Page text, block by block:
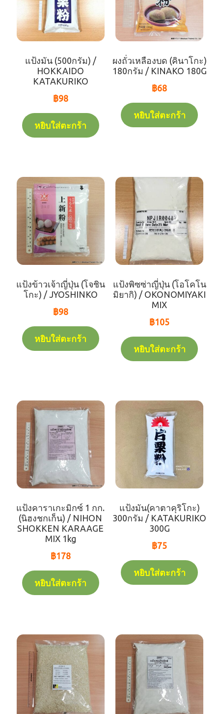
☆สินค้าใหม่
☆สินค้าแนะนำ
☆สินค้าขายโดยน้ำหนัก
☆สินค้าทั้งหมด
☆เรียงตาม【สินค้าแช่แข็ง】
☆สินต้าสามารถส่งโดยการจัดส่งสินค้าแห้ง（สำหรับ
ลูกค้าที่อยู่ไกลจากร้านมากกว่า 10 กม)
★การคิดต่อ
★เว็บไซต์ทางการ
รายการสินค้าหมด(-人-)
coming soon
แป้งมัน (500กรัม) /
HOKKAIDO
KATAKURIKO
฿98
หยิบใส่ตะกร้า
ผงถั่วเหลืองบด (คินาโกะ)
180กรัม / KINAKO 180G
฿68
หยิบใส่ตะกร้า
แป้งข้าวเจ้าญี่ปุ่น (โจชิน
โกะ) / JYOSHINKO
฿98
หยิบใส่ตะกร้า
แป้งพิซซ่าญี่ปุ่น (โอโคโน
มิยากิ) / OKONOMIYAKI
MIX
฿105
หยิบใส่ตะกร้า
แป้งคาราเกะมิกซ์ 1 กก.
(นิฮงชกเก็น) / NIHON
SHOKKEN KARAAGE
MIX 1kg
฿178
หยิบใส่ตะกร้า
แป้งมัน(คาตาคุริโกะ)
300กรัม / KATAKURIKO
300G
฿75
หยิบใส่ตะกร้า